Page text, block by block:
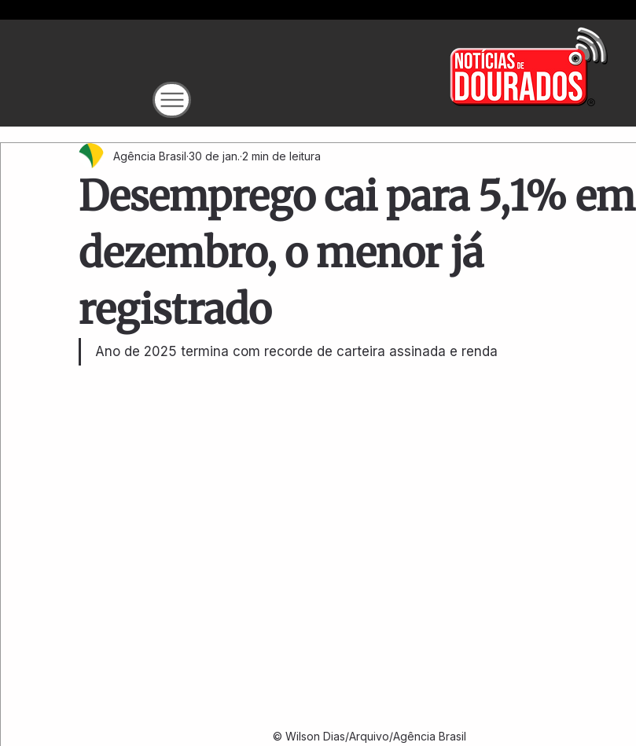
Desemprego cai para 5,1% em
dezembro, o menor já
registrado
Agência Brasil 30 de jan. 2 min de leitura
Ano de 2025 termina com recorde de carteira assinada e renda
© Wilson Dias/Arquivo/Agência Brasil